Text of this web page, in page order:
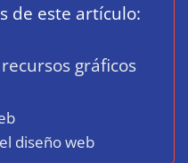
de este artículo:
gráficos
diseño web